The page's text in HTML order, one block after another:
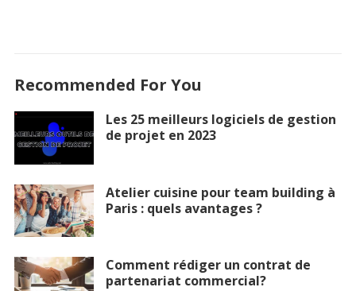
Recommended For You
Les 25 meilleurs logiciels de gestion
de projet en 2023
Atelier cuisine pour team building à
Paris : quels avantages ?
Comment rédiger un contrat de
partenariat commercial?